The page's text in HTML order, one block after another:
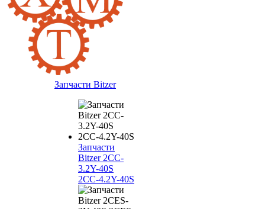
Запчасти Bitzer
Запчасти
Bitzer 2CC-
3.2Y-40S
2CC-4.2Y-40S